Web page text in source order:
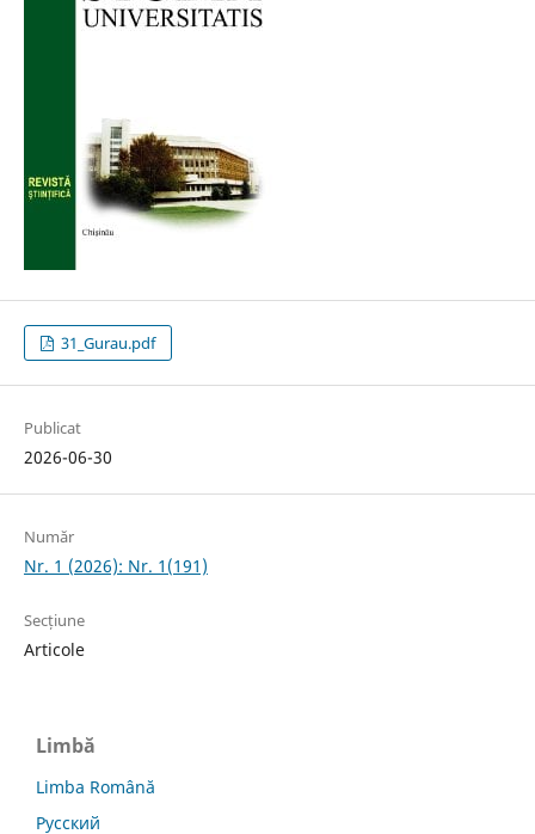
31_Gurau.pdf
Publicat
2026-06-30
Număr
Nr. 1 (2026): Nr. 1(191)
Secțiune
Articole
Limbă
Limba Română
Русский